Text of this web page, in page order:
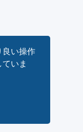
良い操作
いま